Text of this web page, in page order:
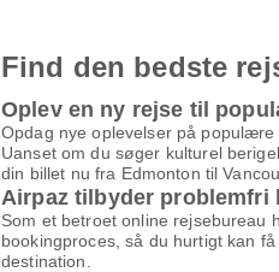
Find den bedste
Oplev en ny rejse til
Opdag nye oplevelser på
Uanset om du søger kulturel
din billet nu fra Edmonton til
Airpaz tilbyder problemfri
Som et betroet online rejsebureau
bookingproces, så du hurtigt kan
destination.